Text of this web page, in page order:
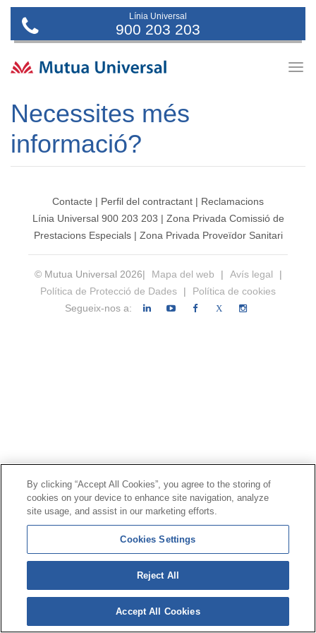
Línia Universal
900 203 203
Necessites més
informació?
Contacte | Perfil del contractant | Reclamacions
Línia Universal 900 203 203 | Zona Privada Comissió de
Prestacions Especials| Zona Privada Proveïdor Sanitari
© Mutua Universal 2026| Mapa del web | Avís legal
|
Política de Protecció de Dades
|
Política de cookies
Segueix-nos a:
X
By clicking “Accept All Cookies”, you agree to the storing of
cookies on your device to enhance site navigation, analyze
site usage, and assist in our marketing efforts.
Cookies Settings
Reject All
Accept All Cookies